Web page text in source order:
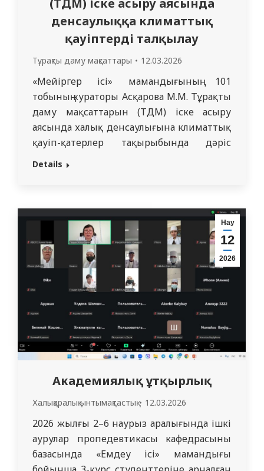
денсаулыққа климаттық
қауіптерді талқылау
Тұрақты даму мақсаттары 12.03.2026
«Мейіргер ісі» мамандығының 101
тобының кураторы Асқарова М.М. Тұрақты
даму мақсаттарын (ТДМ) іске асыру
аясында халық денсаулығына климаттық
қауіп-қатерлер тақырыбында дәріс
өткізді. Іс-шара барысында студенттерге
туралы ақпарат ұсынылды. Ерекше назар
экстремалды температуралардың әсеріне,
қоршаған ортаның ластануына, сондай-ақ
климаттық өзгерістерге байланысты
аурулардың таралу…
Details
Нау
12
2026
Академиялық ұтқырлық
Халықаралық ынтымақтастық 12.03.2026
2026 жылғы 2–6 наурыз аралығында ішкі
аурулар пропедевтикасы кафедрасының
базасында «Емдеу ісі» мамандығы